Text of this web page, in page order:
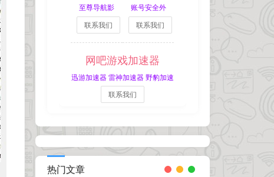
至尊导航影
视特权
联系我们
账号安全外
挂拦截
联系我们
网吧游戏加速器
迅游加速器 雷神加速器 野豹加速
器
联系我们
热门文章